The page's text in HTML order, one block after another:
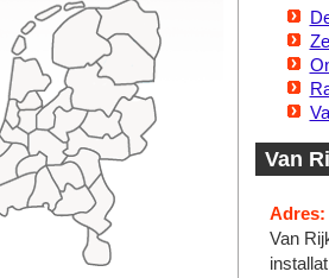
Van
Adres:
Van